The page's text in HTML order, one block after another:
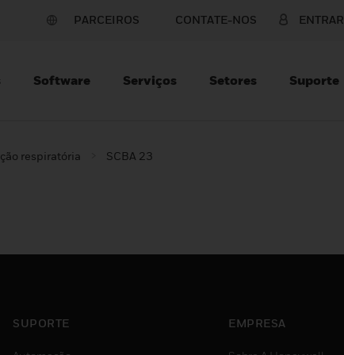
PARCEIROS CONTATE-NOS ENTRAR
Software Serviços Setores Suporte
respiratória SCBA 23
SUPORTE EMPRESA